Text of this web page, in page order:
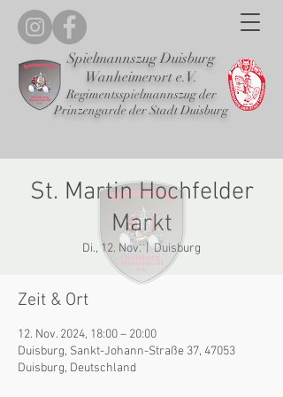
Spielmannszug Duisburg
Wanheimerort e.V.
Regimentsspielmannszug der
Prinzengarde der Stadt Duisburg
St. Martin Hochfelder
Markt
Di., 12. Nov.
  |
Duisburg
Zeit & Ort
12. Nov. 2024, 18:00 – 20:00
Duisburg, Sankt-Johann-Straße 37, 47053
Duisburg, Deutschland